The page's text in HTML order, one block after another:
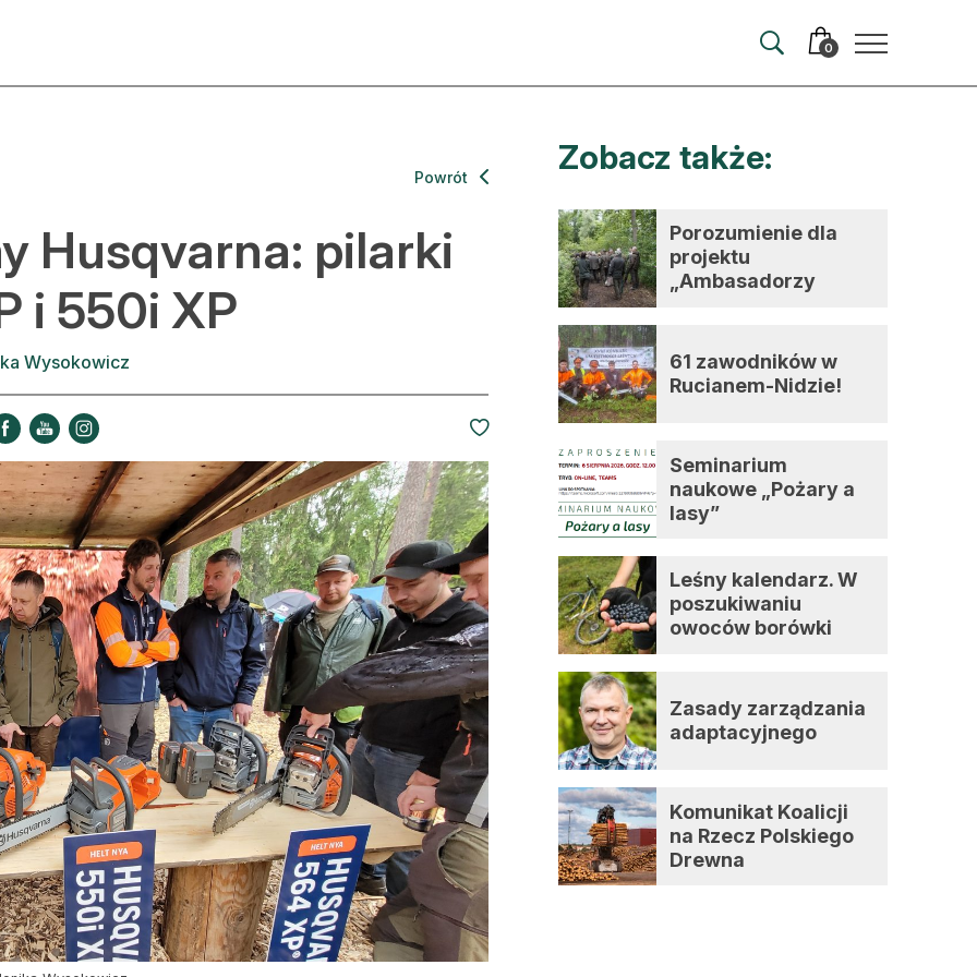
0
do lasu
drwala
na zakupach
prywatne
Prenumerata
Zostań autorem
Powrót
Husqvarna: pilarki
i 550i XP
Wysokowicz
Zobacz także:
Porozumienie dla
projektu
„Ambasadorzy
61 zawodników w
Rucianem-Nidzie!
Seminarium
naukowe „Pożary a
lasy”
Leśny kalendarz. W
poszukiwaniu
owoców borówki
Zasady zarządzania
adaptacyjnego
Komunikat Koalicji
na Rzecz Polskiego
Drewna